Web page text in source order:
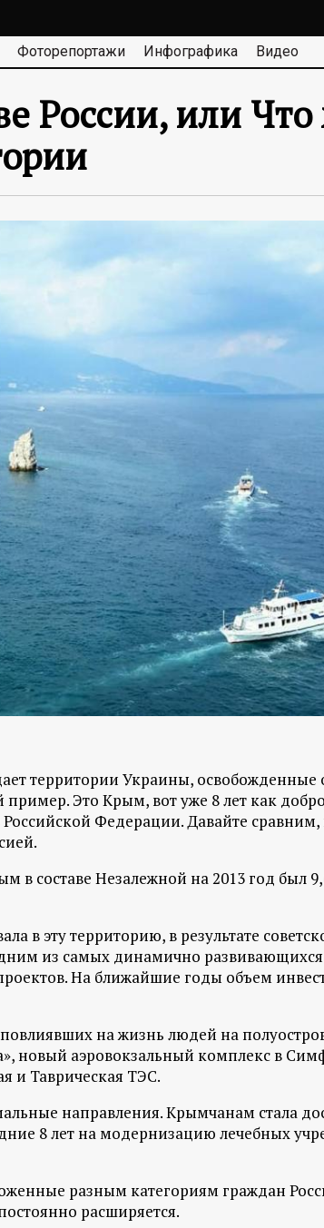
Фоторепортажи Инфографика Видео
России, или
территории Украины, освобожденные
Это Крым, вот уже 8 лет как
Федерации. Давайте сравним,
составе Незалежной на 2013 год был
в эту территорию, в результате
из самых динамично
На ближайшие годы объем
на жизнь людей на
новый аэровокзальный комплекс в
и Таврическая ТЭС.
направления. Крымчанам стала
8 лет на модернизацию лечебных
разным категориям граждан
расширяется.